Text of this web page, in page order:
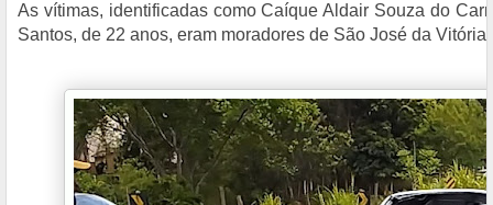
As vítimas, identificadas como Caíque Aldair Souza do
Santos, de 22 anos, eram moradores de São José da Vitória